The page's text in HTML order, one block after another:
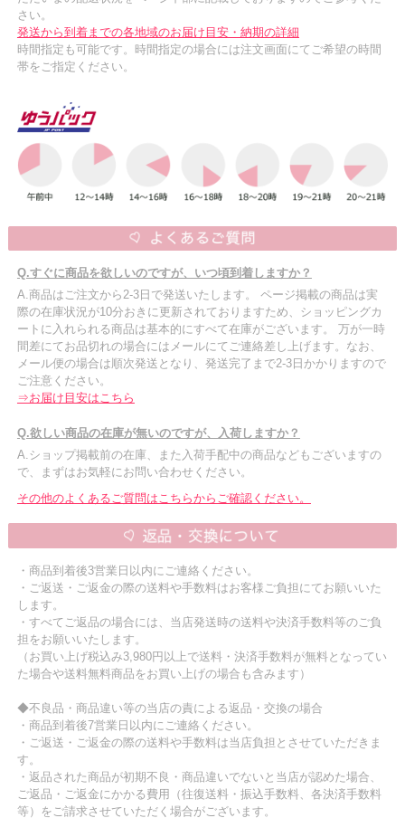
さい。
発送から到着までの各地域のお届け目安・納期の詳細
時間指定も可能です。時間指定の場合には注文画面にてご希望の時間
帯をご指定ください。
Q.すぐに商品を欲しいのですが、いつ頃到着しますか？
A.商品はご注文から2-3日で発送いたします。 ページ掲載の商品は実
際の在庫状況が10分おきに更新されておりますため、ショッピングカ
ートに入れられる商品は基本的にすべて在庫がございます。 万が一時
間差にてお品切れの場合にはメールにてご連絡差し上げます。なお、
メール便の場合は順次発送となり、発送完了まで2-3日かかりますので
ご注意ください。
⇒お届け目安はこちら
Q.欲しい商品の在庫が無いのですが、入荷しますか？
A.ショップ掲載前の在庫、また入荷手配中の商品などもございますの
で、まずはお気軽にお問い合わせください。
その他のよくあるご質問はこちらからご確認ください。
・商品到着後3営業日以内にご連絡ください。
・ご返送・ご返金の際の送料や手数料はお客様ご負担にてお願いいた
します。
・すべてご返品の場合には、当店発送時の送料や決済手数料等のご負
担をお願いいたします。
（お買い上げ税込み3,980円以上で送料・決済手数料が無料となってい
た場合や送料無料商品をお買い上げの場合も含みます）
◆不良品・商品違い等の当店の責による返品・交換の場合
・商品到着後7営業日以内にご連絡ください。
・ご返送・ご返金の際の送料や手数料は当店負担とさせていただきま
す。
・返品された商品が初期不良・商品違いでないと当店が認めた場合、
ご返品・ご返金にかかる費用（往復送料・振込手数料、各決済手数料
等）をご請求させていただく場合がございます。